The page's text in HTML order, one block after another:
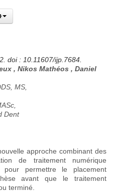
doi : 10.11607/ijp.7684.
, Nikos Mathéos , Daniel
MS,
Dent
approche combinant des
de traitement numérique
pour permettre le placement
avant que le traitement
terminé.